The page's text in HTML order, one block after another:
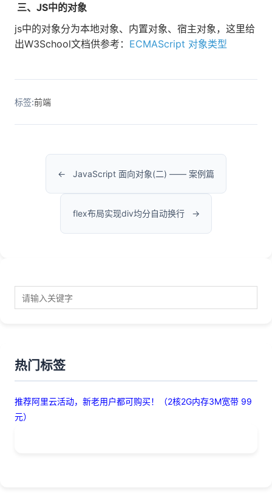
三、JS中的对象
js中的对象分为本地对象、内置对象、宿主对象，这里给
出W3School文档供参考： ECMAScript 对象类型
标签:前端
JavaScript 面向对象(二) —— 案例篇
flex布局实现div均分自动换行
热门标签
推荐阿里云活动，新老用户都可购买！（2核2G内存3M宽带 99
元）